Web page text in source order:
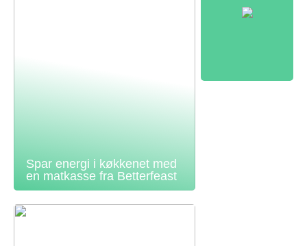
Spar energi i køkkenet med
en matkasse fra Betterfeast